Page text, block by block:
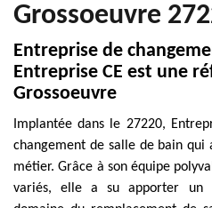
Grossoeuvre
Entreprise de
Entreprise CE est une
Grossoeuvre
Implantée dans le 27220,
changement de salle de bain qui
métier. Grâce à son équipe
variés, elle a su apporter un